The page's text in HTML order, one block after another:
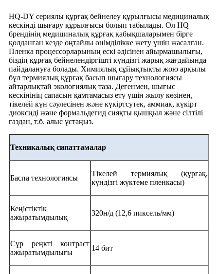
HQ-DY сериялы құрғақ бейнелеу құрылғысы медициналық
кескінді шығару құрылғысы болып табылады. Ол HQ
брендінің медициналық құрғақ қабықшаларымен бірге
қолданған кезде оңтайлы өнімділікке жету үшін жасалған.
Пленка процессорларының ескі әдісінен айырмашылығы,
біздің құрғақ бейнелендіргішті күндізгі жарық жағдайында
пайдалануға болады. Химиялық сұйықтықты жою арқылы
бұл термиялық құрғақ басып шығару технологиясы
айтарлықтай экологиялық таза. Дегенмен, шығыс
кескінінің сапасын қамтамасыз ету үшін жылу көзінен,
тікелей күн сәулесінен және күкіртсутек, аммиак, күкірт
диоксиді және формальдегид сияқты қышқыл және сілтілі
газдан, т.б. алыс ұстаңыз.
Техникалық сипаттамалар
Баспа технологиясы
Тікелей термиялық (құрғақ,
күндізгі жүктеме пленкасы)
Кеңістіктік
ажыратымдылық
320н/д (12,6 пиксель/мм)
Сұр реңкті контраст
ажыратымдылығы
14 бит